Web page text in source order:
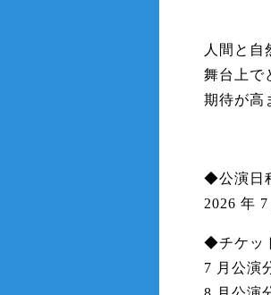
人間と自
舞台上で
期待が高
◆公演日
2026 年
◆チケッ
7 月公演